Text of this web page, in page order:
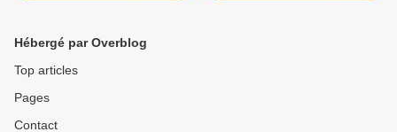
Hébergé par Overblog
Top articles
Pages
Contact